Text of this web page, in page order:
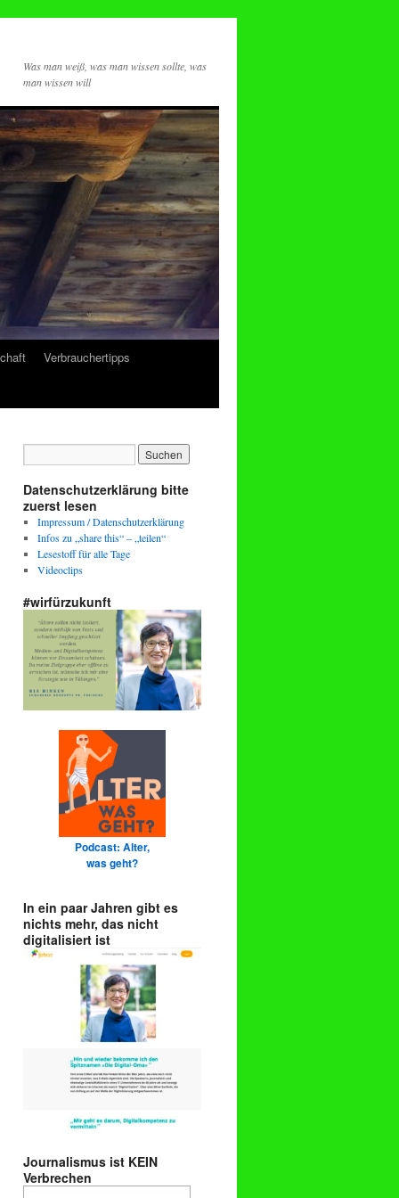
Was man weiß, was man wissen sollte, was
man wissen will
Verbrauchertipps
Datenschutzerklärung bitte
zuerst lesen
Impressum / Datenschutzerklärung
Infos zu „share this“ – „teilen“
Lesestoff für alle Tage
Videoclips
#wirfürzukunft
Podcast: Alter,
was geht?
In ein paar Jahren gibt es
nichts mehr, das nicht
digitalisiert ist
Journalismus ist KEIN
Verbrechen